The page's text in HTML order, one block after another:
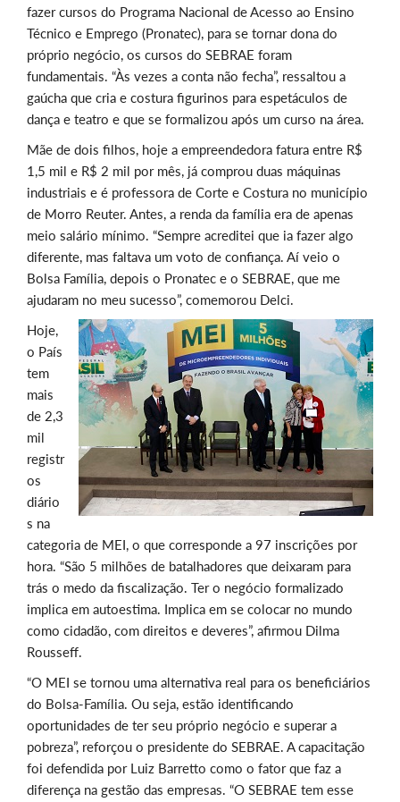
fazer cursos do Programa Nacional de Acesso ao Ensino
Técnico e Emprego (Pronatec), para se tornar dona do
próprio negócio, os cursos do SEBRAE foram
fundamentais. “Às vezes a conta não fecha”, ressaltou a
gaúcha que cria e costura figurinos para espetáculos de
dança e teatro e que se formalizou após um curso na área.
Mãe de dois filhos, hoje a empreendedora fatura entre R$
1,5 mil e R$ 2 mil por mês, já comprou duas máquinas
industriais e é professora de Corte e Costura no município
de Morro Reuter. Antes, a renda da família era de apenas
meio salário mínimo. “Sempre acreditei que ia fazer algo
diferente, mas faltava um voto de confiança. Aí veio o
Bolsa Família, depois o Pronatec e o SEBRAE, que me
ajudaram no meu sucesso”, comemorou Delci.
Hoje,
o País
tem
mais
de 2,3
mil
registr
os
diário
s na
categoria de MEI, o que corresponde a 97 inscrições por
hora. “São 5 milhões de batalhadores que deixaram para
trás o medo da fiscalização. Ter o negócio formalizado
implica em autoestima. Implica em se colocar no mundo
como cidadão, com direitos e deveres”, afirmou Dilma
Rousseff.
“O MEI se tornou uma alternativa real para os beneficiários
do Bolsa-Família. Ou seja, estão identificando
oportunidades de ter seu próprio negócio e superar a
pobreza”, reforçou o presidente do SEBRAE. A capacitação
foi defendida por Luiz Barretto como o fator que faz a
diferença na gestão das empresas. “O SEBRAE tem esse